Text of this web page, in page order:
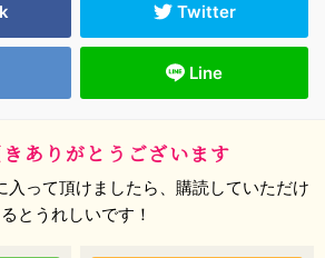
Twitter
Line
ありがとうございます
入って頂けましたら、購読していただけ
るとうれしいです！